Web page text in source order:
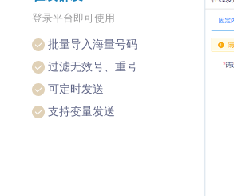
登录平台即可使用
批量导入海量号码
过滤无效号、重号
可定时发送
支持变量发送